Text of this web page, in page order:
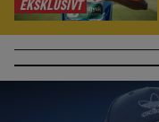
EKSKLUSIVT